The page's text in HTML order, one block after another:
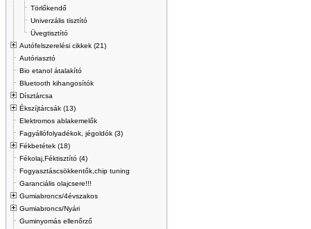
Törlőkendő
Univerzális tisztító
Üvegtisztító
Autófelszerelési cikkek (21)
Autóriasztó
Bio etanol átalakító
Bluetooth kihangosítók
Dísztárcsa
Ékszíjtárcsák (13)
Elektromos ablakemelők
Fagyállófolyadékok, jégoldók (3)
Fékbetétek (18)
Fékolaj,Féktisztító (4)
Fogyasztáscsökkentők,chip tuning
Garanciális olajcsere!!!
Gumiabroncs/4évszakos
Gumiabroncs/Nyári
Guminyomás ellenőrző